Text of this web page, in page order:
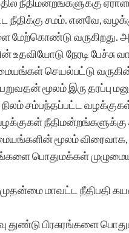
நீதிக்கு சமம். எனவே,
மேற்கொண்டு வருகிறது.
உதவியோடு நேரடி
செயல்பட்டு
மூலம் இரு தரப்பு
சம்பந்தப்பட்ட
மூலம் விரைவாக,
பொதுமக்கள்
முதன்மை மாவட்ட நீதிபதி
துண்டு பிரசுரங்களை